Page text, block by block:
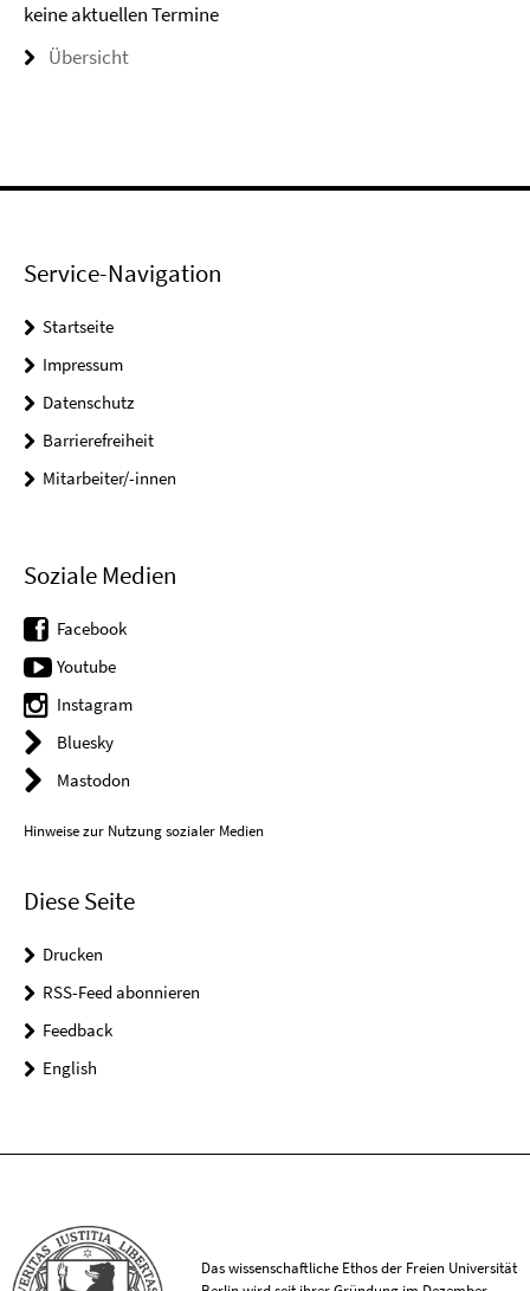
keine aktuellen Termine
Übersicht
Service-Navigation
Startseite
Impressum
Datenschutz
Barrierefreiheit
Mitarbeiter/-innen
Soziale Medien
Facebook
Youtube
Instagram
Bluesky
Mastodon
Hinweise zur Nutzung sozialer Medien
Diese Seite
Drucken
RSS-Feed abonnieren
Feedback
English
Das wissenschaftliche Ethos der Freien Universität